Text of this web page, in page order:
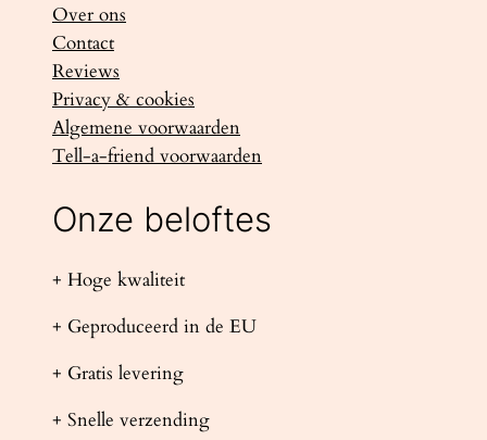
Over ons
Contact
Reviews
Privacy & cookies
Algemene voorwaarden
Tell-a-friend voorwaarden
Onze beloftes
+ Hoge kwaliteit
+ Geproduceerd in de EU
+ Gratis levering
+ Snelle verzending